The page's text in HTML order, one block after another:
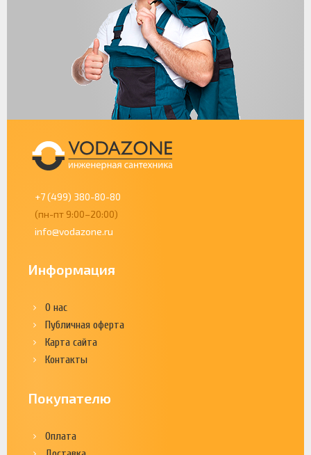
+7 (499) 380-80-80
(пн-пт 9:00–20:00)
info@vodazone.ru
Информация
О нас
Публичная оферта
Карта сайта
Контакты
Покупателю
Оплата